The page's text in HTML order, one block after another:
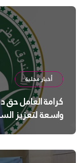
أخبار محلية
كرامة العامل
واسعة لتعزيز